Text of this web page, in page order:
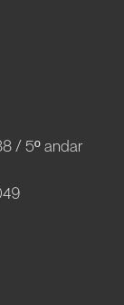
/ 5º andar